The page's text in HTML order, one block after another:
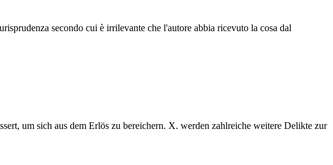
secondo cui è irrilevante che l'autore abbia ricevuto la cosa dal
um sich aus dem Erlös zu bereichern. X. werden zahlreiche weitere Delikte zur